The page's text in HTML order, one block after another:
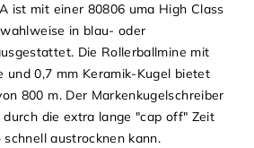
ist mit einer 80806 uma High Class
in blau- oder
Die Rollerballmine mit
und 0,7 mm Keramik-Kugel bietet
800 m. Der Markenkugelschreiber
die extra lange "cap off" Zeit
austrocknen kann.